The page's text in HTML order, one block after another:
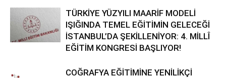
TÜRKİYE YÜZYILI MAARİF MODELİ
IŞIĞINDA TEMEL EĞİTİMİN GELECEĞİ
İSTANBUL’DA ŞEKİLLENİYOR: 4. MİLLÎ
EĞİTİM KONGRESİ BAŞLIYOR!
COĞRAFYA EĞİTİMİNE YENİLİKÇİ